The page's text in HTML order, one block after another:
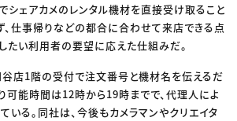
シェアカメのレンタル機材を直接受け取ること
、仕事帰りなどの都合に合わせて来店できる点
たい利用者の要望に応えた仕組みだ。
店1階の受付で注文番号と機材名を伝えるだ
可能時間は12時から19時までで、代理人によ
いる。同社は、今後もカメラマンやクリエイタ